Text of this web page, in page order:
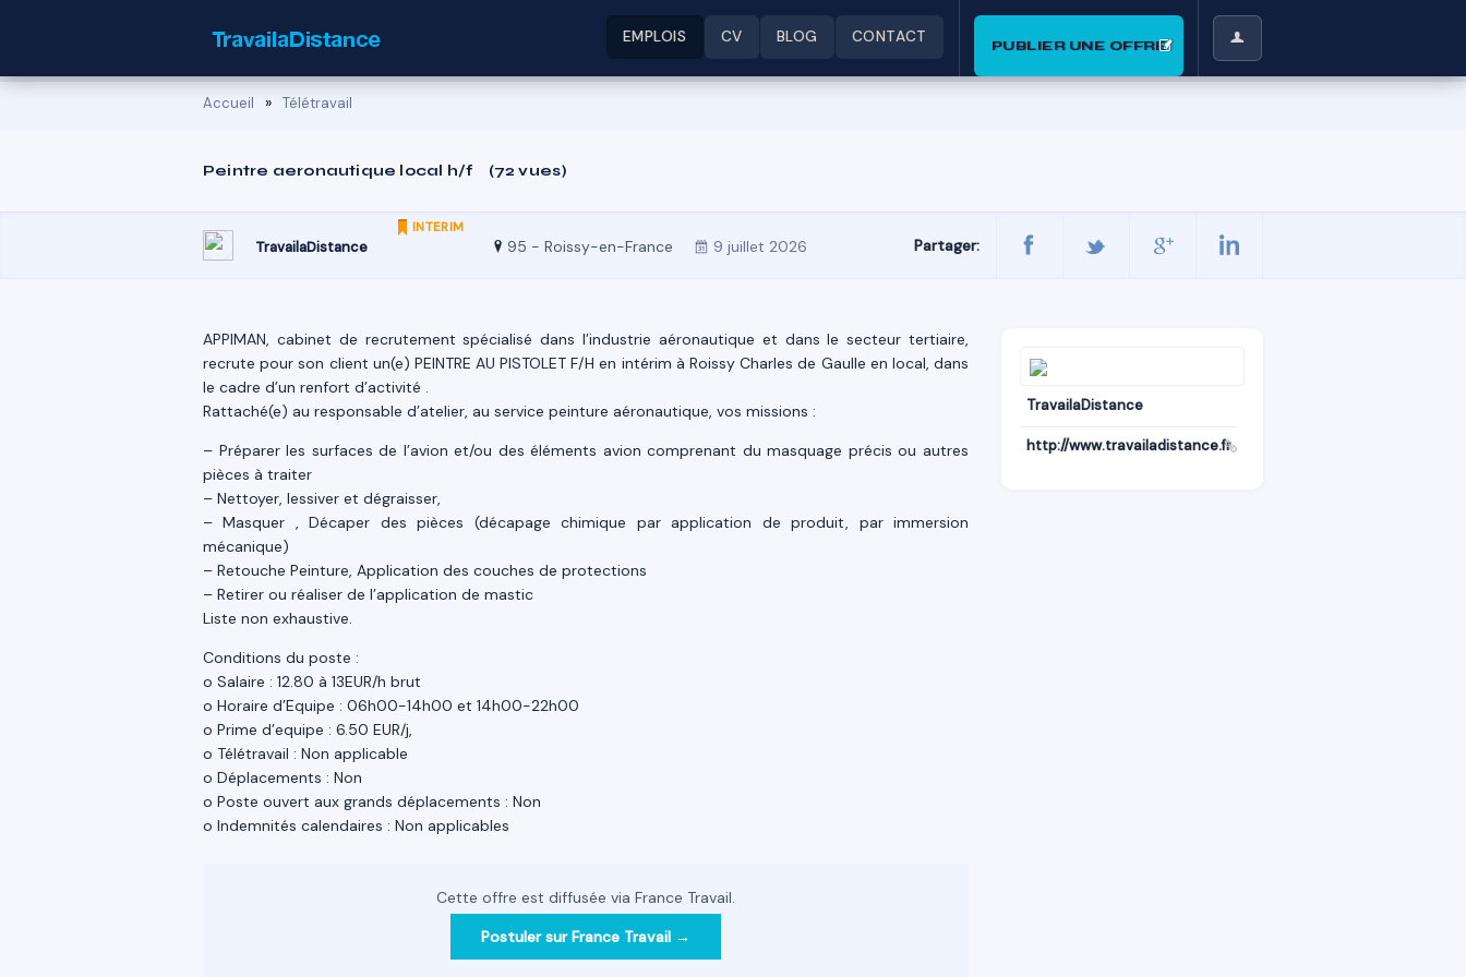
EMPLOIS CV BLOG CONTACT PUBLIER UNE OFFRE
Accueil » Télétravail
Peintre aeronautique local h/f (72 vues)
TravailaDistance
INTERIM
95 - Roissy-en-France 9 juillet 2026 Partager:
APPIMAN, cabinet de recrutement spécialisé dans l’industrie aéronautique et dans le secteur tertiaire,
recrute pour son client un(e) PEINTRE AU PISTOLET F/H en intérim à Roissy Charles de Gaulle en local, dans
le cadre d’un renfort d’activité .
Rattaché(e) au responsable d’atelier, au service peinture aéronautique, vos missions :
– Préparer les surfaces de l’avion et/ou des éléments avion comprenant du masquage précis ou autres
pièces à traiter
– Nettoyer, lessiver et dégraisser,
– Masquer , Décaper des pièces (décapage chimique par application de produit, par immersion
mécanique)
– Retouche Peinture, Application des couches de protections
– Retirer ou réaliser de l’application de mastic
Liste non exhaustive.
Conditions du poste :
o Salaire : 12.80 à 13EUR/h brut
o Horaire d’Equipe : 06h00-14h00 et 14h00-22h00
o Prime d’equipe : 6.50 EUR/j,
o Télétravail : Non applicable
o Déplacements : Non
o Poste ouvert aux grands déplacements : Non
o Indemnités calendaires : Non applicables
Cette offre est diffusée via France Travail.
Postuler sur France Travail →
TravailaDistance
http://www.travailadistance.fr